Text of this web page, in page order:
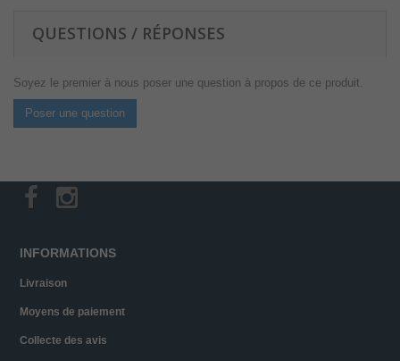
QUESTIONS / RÉPONSES
Soyez le premier à nous poser une question à propos de ce produit.
Poser une question
INFORMATIONS
Livraison
Moyens de paiement
Collecte des avis